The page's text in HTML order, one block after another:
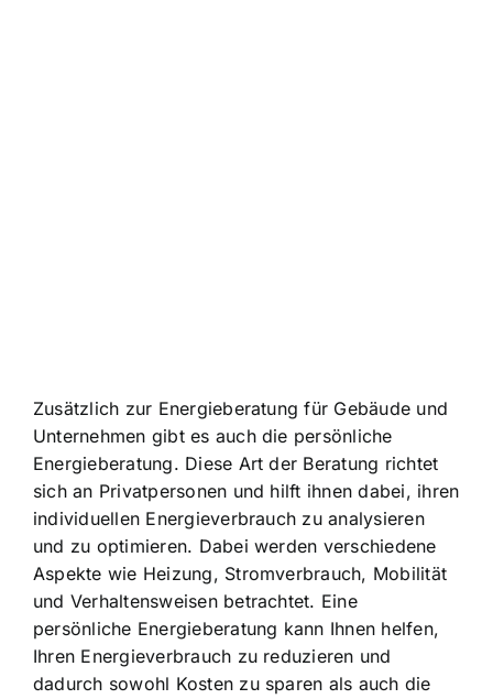
Zusätzlich zur Energieberatung für Gebäude und
Unternehmen gibt es auch die persönliche
Energieberatung. Diese Art der Beratung richtet
sich an Privatpersonen und hilft ihnen dabei, ihren
individuellen Energieverbrauch zu analysieren
und zu optimieren. Dabei werden verschiedene
Aspekte wie Heizung, Stromverbrauch, Mobilität
und Verhaltensweisen betrachtet. Eine
persönliche Energieberatung kann Ihnen helfen,
Ihren Energieverbrauch zu reduzieren und
dadurch sowohl Kosten zu sparen als auch die